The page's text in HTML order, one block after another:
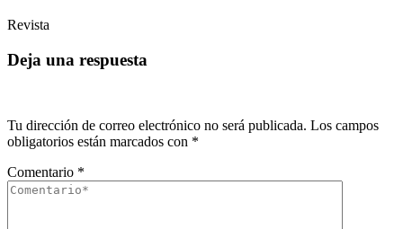
Revista
Deja una respuesta
Tu dirección de correo electrónico no será publicada. Los campos
obligatorios están marcados con *
Comentario *